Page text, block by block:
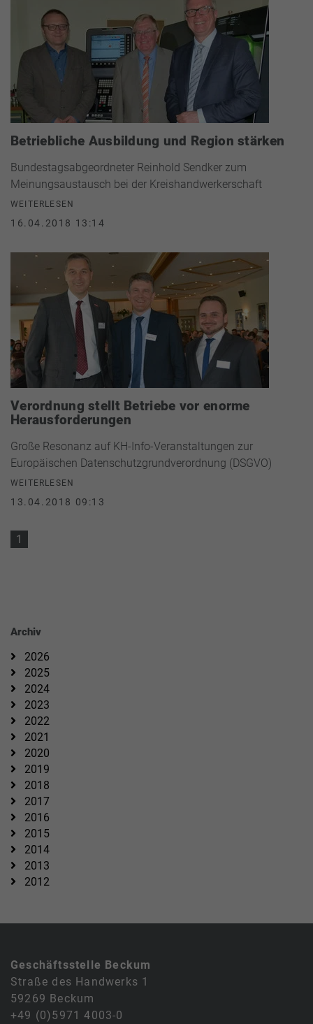
Betriebliche Ausbildung und Region stärken
Bundestagsabgeordneter Reinhold Sendker zum
Meinungsaustausch bei der Kreishandwerkerschaft
WEITERLESEN
16.04.2018 13:14
Verordnung stellt Betriebe vor enorme
Herausforderungen
Große Resonanz auf KH-Info-Veranstaltungen zur
Europäischen Datenschutzgrundverordnung (DSGVO)
WEITERLESEN
13.04.2018 09:13
1
Archiv
2026
2025
2024
2023
2022
2021
2020
2019
2018
2017
2016
2015
2014
2013
2012
Geschäftsstelle Beckum
Straße des Handwerks 1
59269 Beckum
+49 (0)5971 4003-0